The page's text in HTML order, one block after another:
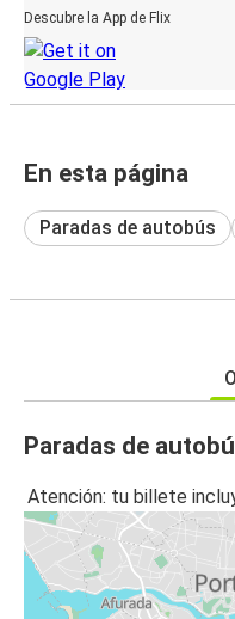
Descubre la App de Flix
En esta página
Paradas de autobús
Paradas de
Atención: tu billete